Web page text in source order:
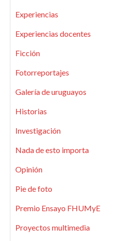
Experiencias
Experiencias docentes
Ficción
Fotorreportajes
Galería de uruguayos
Historias
Investigación
Nada de esto importa
Opinión
Pie de foto
Premio Ensayo FHUMyE
Proyectos multimedia